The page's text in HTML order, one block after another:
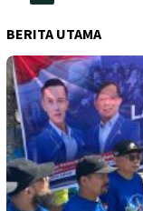
BERITA UTAMA